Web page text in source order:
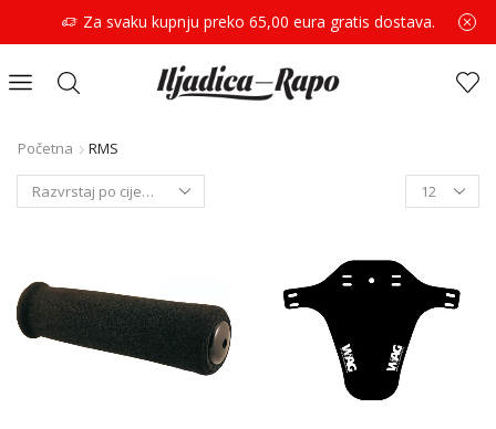
Za svaku kupnju preko 65,00 eura gratis dostava.
Početna RMS